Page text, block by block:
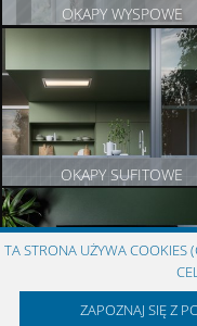
OKAPY WYSPOWE
OKAPY SUFITOWE
TA STRONA UŻYWA COOKIES
ZAPOZNAJ SIĘ Z